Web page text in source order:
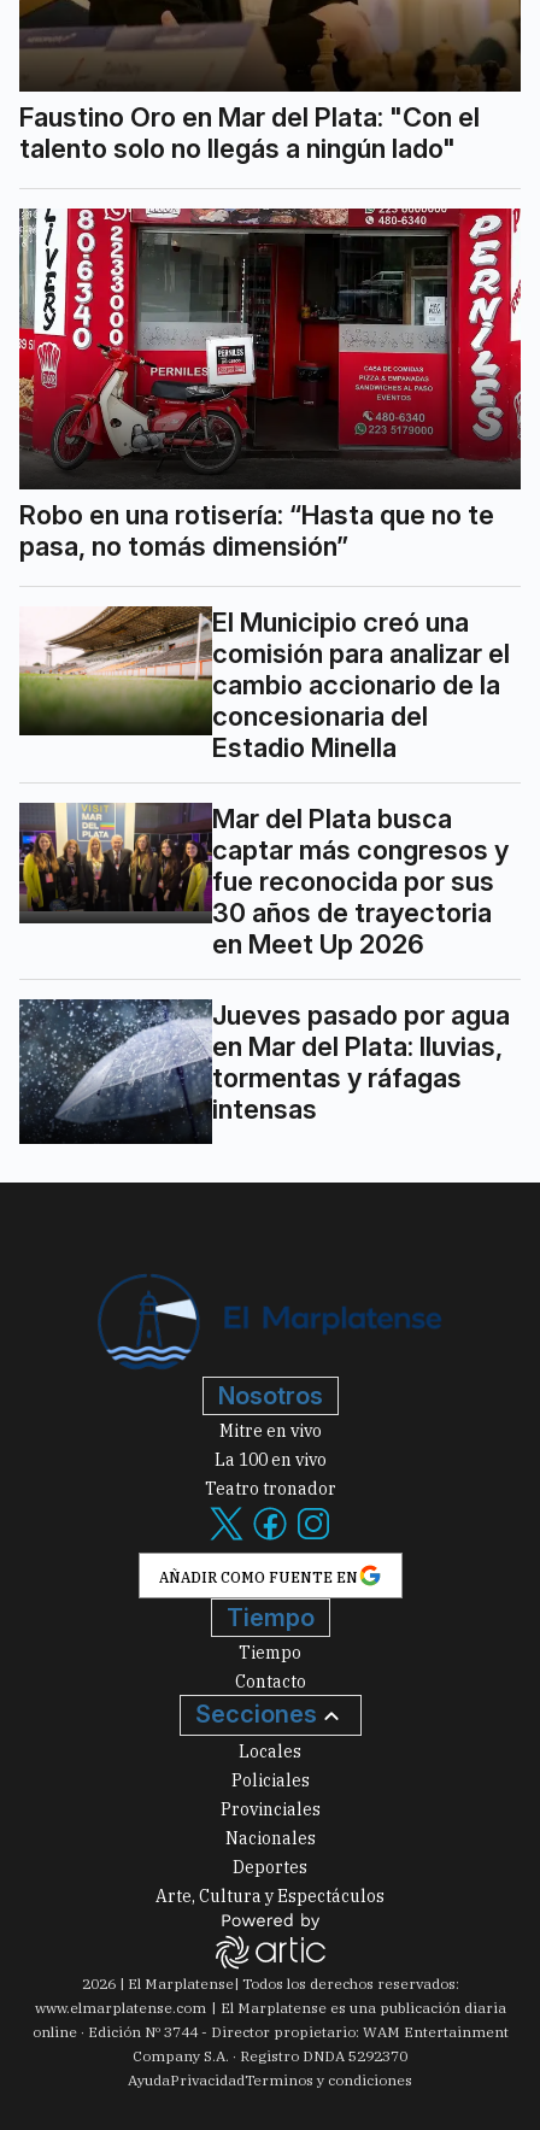
Faustino Oro en Mar del Plata: "Con el
talento solo no llegás a ningún lado"
Robo en una rotisería: “Hasta que no te
pasa, no tomás dimensión”
El Municipio creó una
comisión para analizar el
cambio accionario de la
concesionaria del
Estadio Minella
Mar del Plata busca
captar más congresos y
fue reconocida por sus
30 años de trayectoria
en Meet Up 2026
Jueves pasado por agua
en Mar del Plata: lluvias,
tormentas y ráfagas
intensas
Nosotros
Mitre en vivo
La 100 en vivo
Teatro tronador
AÑADIR COMO FUENTE EN
Tiempo
Tiempo
Contacto
Secciones
Locales
Policiales
Provinciales
Nacionales
Deportes
Arte, Cultura y Espectáculos
2026| El Marplatense| Todos los derechos reservados:
www.elmarplatense.com
El Marplatense es una publicación diaria
online · Edición Nº 3744- Director propietario: WAM Entertainment
Company S.A. · Registro DNDA 5292370
AyudaPrivacidadTerminos y condiciones